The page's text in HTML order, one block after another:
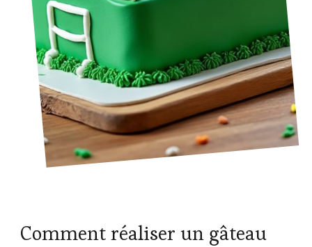
Comment réaliser un gâteau